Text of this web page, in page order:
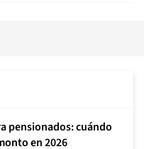
pensionados: cuándo
en 2026